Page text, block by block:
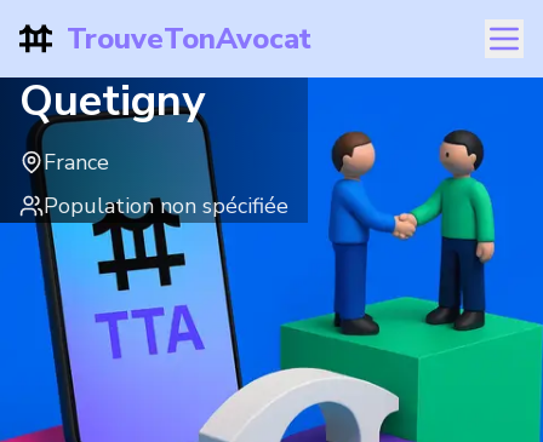
TrouveTonAvocat
Quetigny
France
Population non spécifiée